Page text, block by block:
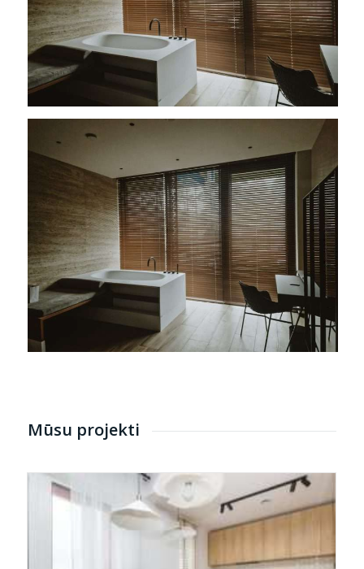
Mūsu projekti